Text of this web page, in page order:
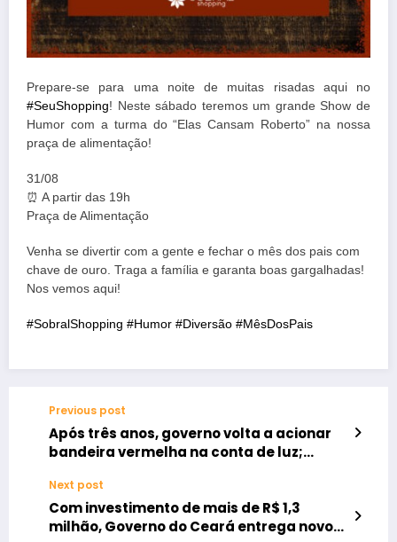
Prepare-se para uma noite de muitas risadas aqui no
#SeuShopping! Neste sábado teremos um grande Show de
Humor com a turma do “Elas Cansam Roberto” na nossa
praça de alimentação!
31/08
⏰ A partir das 19h
Praça de Alimentação
Venha se divertir com a gente e fechar o mês dos pais com
chave de ouro. Traga a família e garanta boas gargalhadas!
Nos vemos aqui!
#SobralShopping #Humor #Diversão #MêsDosPais
Previous post
Após três anos, governo volta a acionar
bandeira vermelha na conta de luz;
Next post
Com investimento de mais de R$ 1,3
milhão, Governo do Ceará entrega novos